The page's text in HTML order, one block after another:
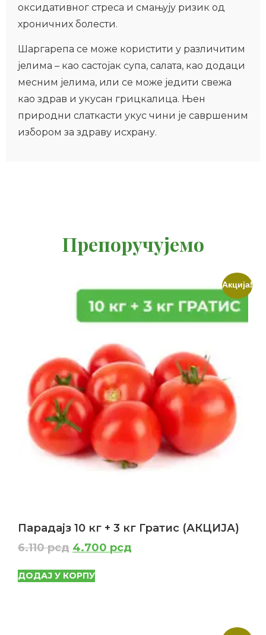
оксидативног стреса и смањују ризик од
хроничних болести.
Шаргарепа се може користити у различитим
јелима – као састојак супа, салата, као додаци
месним јелима, или се може једити свежа
као здрав и укусан грицкалица. Њен
природни слаткасти укус чини је савршеним
избором за здраву исхрану.
Препоручујемо
Акција!
Парадајз 10 кг + 3 кг Гратис (АКЦИЈА)
6.110рсд 4.700 рсд
ДОДАЈ У КОРПУ